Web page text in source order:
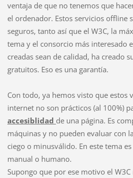
ventaja de que no tenemos que
el ordenador. Estos servicios offline
seguros, tanto así que el W3C, la
tema y el consorcio más interesado
creadas sean de calidad, ha creado
gratuitos. Eso es una garantía.
Con todo, ya hemos visto que estos
internet no son prácticos (al 100%)
accesiblidad de una página. Es
máquinas y no pueden evaluar con
ciego o minusválido. En este tema
manual o humano.
Supongo que por ese motivo el